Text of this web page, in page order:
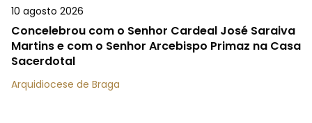
10 agosto 2026
Concelebrou com o Senhor Cardeal José Saraiva
Martins e com o Senhor Arcebispo Primaz na Casa
Sacerdotal
Arquidiocese de Braga